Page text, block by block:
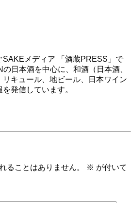
SAKEメディア 「酒蔵PRESS」で
日本酒を中心に、和酒（日本酒、
キュール、地ビール、日本ワイン
発信しています。
ることはありません。 ※ が付いて